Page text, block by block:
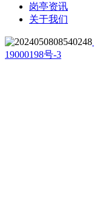
岗亭资讯
关于我们
19000198号-3